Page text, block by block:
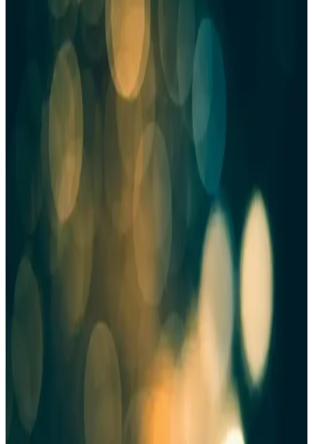
En Kaliteli Ketçap Markası Nasıl Seçilir: İçerik ve
Kalite Değerlendirmeleri
Sağlıklı ve lezzetli ketçap seçimi için içerik, domates oranı ve marka
güvenilirliği önemli faktörlerdir. Doğal içerikli ürünler tercih
edilmelidir.
Proteinocean Ketçap Ürün Özellikleri ve Gıda
Sektöründeki Kullanım Alanları
ketçap özellikleri ve kullanım alanlarıyla ilgili kapsamlı bilgiler
sunuluyor. Gıda sektöründe önemli yer tutar.
Heinz Renksiz Ketçap: Piyasada Bilinmeyen
Yenilikçi Bir Gıda Ürünü İncelemesi
Heinz renksiz ketçap hakkında mevcut arama sonuçları bilgi
sağlamıyor. Ürün, yenilikçi bir gıda alternatifi olsa da teknik ve ticari
Calve Ketçap 610 g ve Light Mayonez 540 g Seti:
Lezzet ve Hafifliğin Dengesi
Calve'nin ketçap ve light mayonez seti, doğal domates tadı ve %45
daha az yağ ile sağlıklı ve lezzetli bir sos deneyimi sunuyor. Çevre
Dr Pan Şekersiz Ketçap: Sağlıklı ve Lezzetli Bir
Alternatif 520 Gramlık Büyük Ambalaj